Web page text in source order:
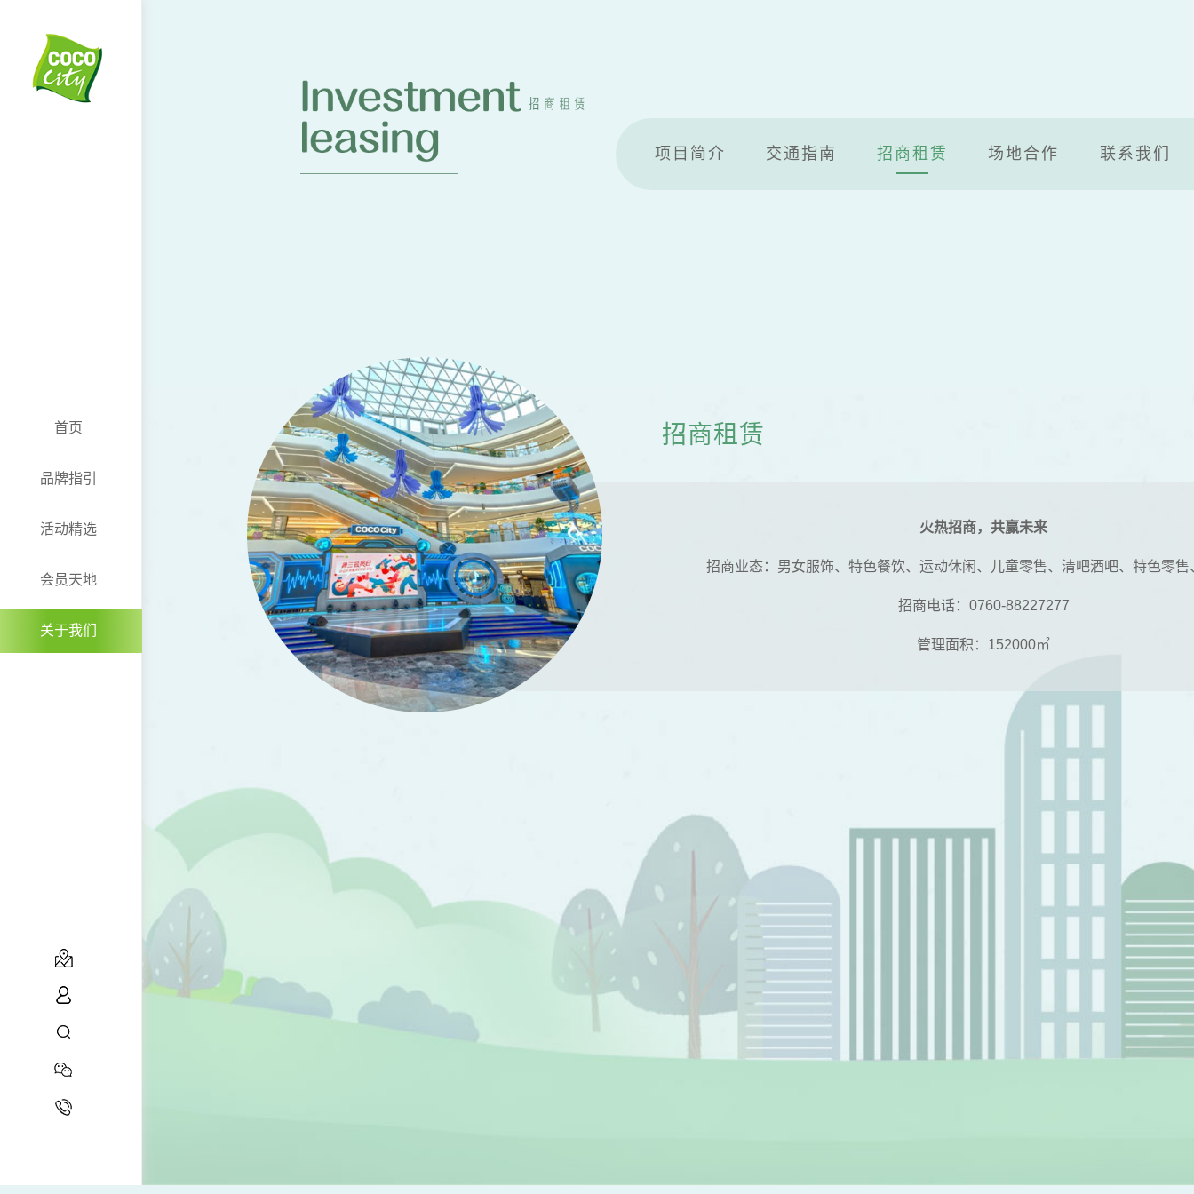
首页
品牌指引
活动精选
会员天地
关于我们
项目简介 交通指南 招商租赁 场地合作 联系我们
招商租赁
火热招商，共赢未来
招商业态：男女服饰、特色餐饮、运动休闲、儿童零售、清吧酒吧、特色零售
招商电话：0760-88227277
管理面积：152000㎡